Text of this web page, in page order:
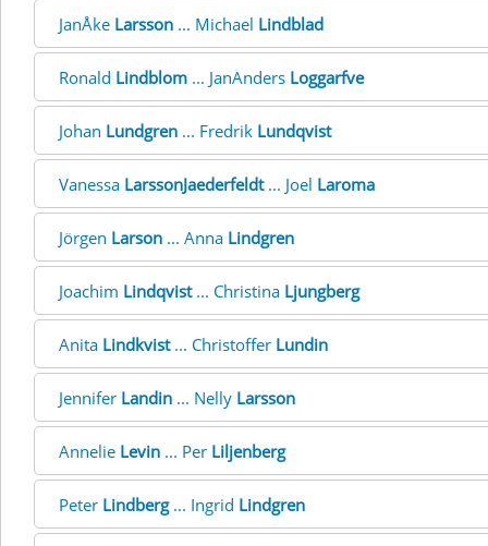
JanÅke Larsson ... Michael Lindblad
Ronald Lindblom ... JanAnders Loggarfve
Johan Lundgren ... Fredrik Lundqvist
Vanessa LarssonJaederfeldt... Joel Laroma
Jörgen Larson ... Anna Lindgren
Joachim Lindqvist... Christina Ljungberg
Anita Lindkvist... Christoffer Lundin
Jennifer Landin ... Nelly Larsson
Annelie Levin ... Per Liljenberg
Peter Lindberg... Ingrid Lindgren